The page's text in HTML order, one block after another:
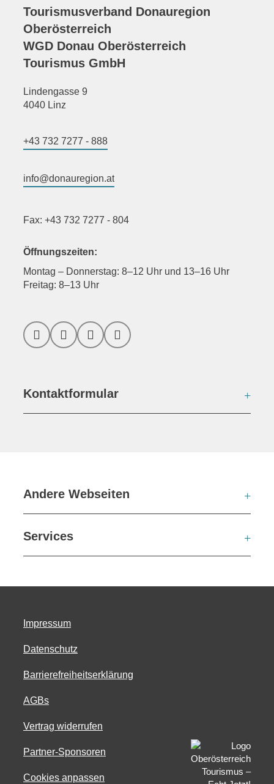
Tourismusverband Donauregion
Oberösterreich
WGD Donau Oberösterreich
Tourismus GmbH
Lindengasse 9
4040 Linz
+43 732 7277 - 888
info@donauregion.at
Fax: +43 732 7277 - 804
Öffnungszeiten:
Montag – Donnerstag: 8–12 Uhr und 13–16 Uhr
Freitag: 8–13 Uhr
FacebookInstagramYouTubeLinkedIn
Kontaktformular
Andere Webseiten
Services
Impressum
Datenschutz
Barrierefreiheitserklärung
AGBs
Vertrag widerrufen
Partner-Sponsoren
Cookies anpassen